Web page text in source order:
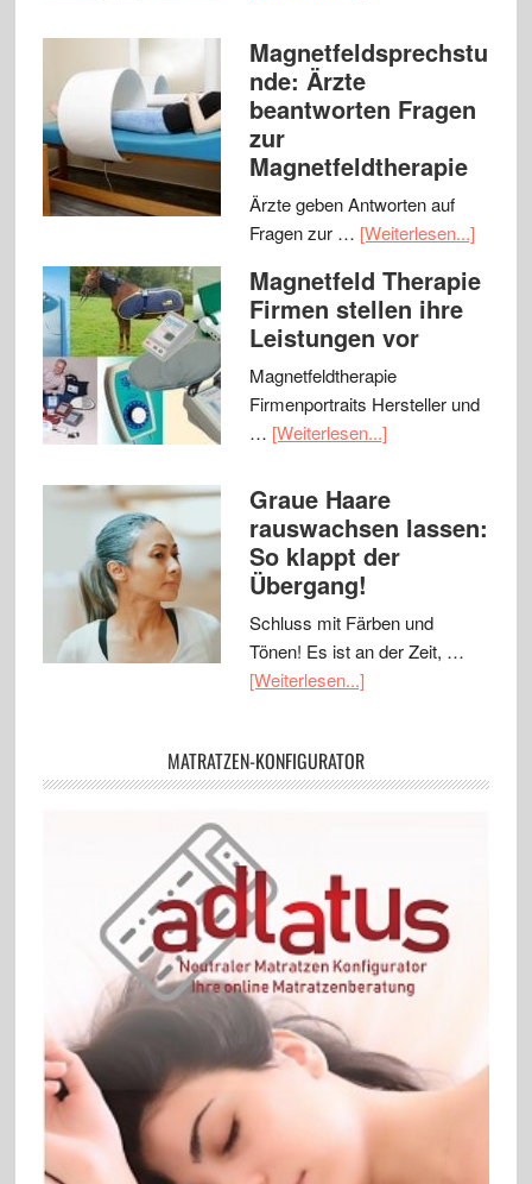
Magnetfeldsprechstu
nde: Ärzte
beantworten Fragen
zur
Magnetfeldtherapie
Ärzte geben Antworten auf
Fragen zur … [Weiterlesen...]
Magnetfeld Therapie
Firmen stellen ihre
Leistungen vor
Magnetfeldtherapie
Firmenportraits Hersteller und
… [Weiterlesen...]
Graue Haare
rauswachsen lassen:
So klappt der
Übergang!
Schluss mit Färben und
Tönen! Es ist an der Zeit, …
[Weiterlesen...]
MATRATZEN-KONFIGURATOR